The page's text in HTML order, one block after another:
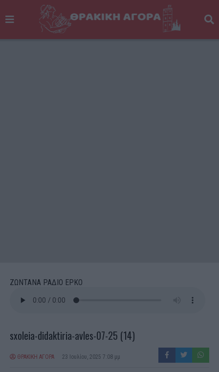
ΖΩΝΤΑΝΑ ΡΑΔΙΟ ΕΡΚΟ
sxoleia-didaktiria-avles-07-25 (14)
ΘΡΑΚΙΚΗ ΑΓΟΡΑ 23 Ιουλίου, 2025 7:08 μμ